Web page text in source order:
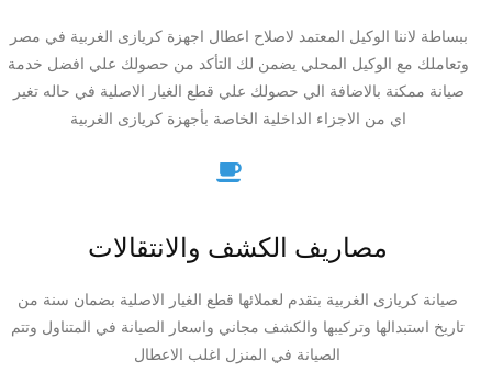
ببساطة لاننا الوكيل المعتمد لاصلاح اعطال اجهزة كريازى الغربية في مصر
وتعاملك مع الوكيل المحلي يضمن لك التأكد من حصولك علي افضل خدمة
صيانة ممكنة بالاضافة الي حصولك علي قطع الغيار الاصلية في حاله تغير
اي من الاجزاء الداخلية الخاصة بأجهزة كريازى الغربية
مصاريف الكشف والانتقالات
صيانة كريازى الغربية بتقدم لعملائها قطع الغيار الاصلية بضمان سنة من
تاريخ استبدالها وتركيبها والكشف مجاني واسعار الصيانة في المتناول وتتم
الصيانة في المنزل اغلب الاعطال